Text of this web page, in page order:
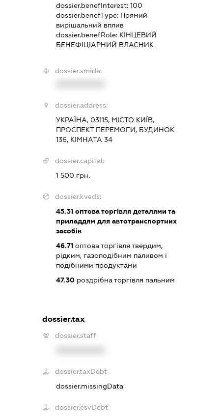
dossier.benefInterest: 100
dossier.benefType: Прямий
вирішальний вплив
dossier.benefRole: КІНЦЕВИЙ
БЕНЕФІЦІАРНИЙ ВЛАСНИК
dossier.smida:
dossier.address:
УКРАЇНА, 03115, МІСТО КИЇВ,
ПРОСПЕКТ ПЕРЕМОГИ, БУДИНОК
136, КІМНАТА 34
dossier.capital:
1 500 грн.
dossier.kveds:
45.31оптова торгівля деталями та
приладдям для автотранспортних
засобів
46.71оптова торгівля твердим,
рідким, газоподібним паливом і
подібними продуктами
47.30роздрібна торгівля пальним
dossier.tax
dossier.staff
dossier.taxDebt
dossier.missingData
dossier.esvDebt